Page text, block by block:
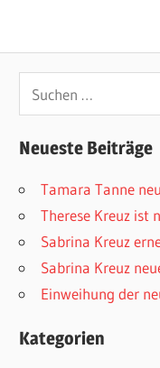
nach:
Neueste Beiträge
Tamara Tanne
Therese Kreuz ist
Sabrina Kreuz
Sabrina Kreuz
Einweihung der
Kategorien